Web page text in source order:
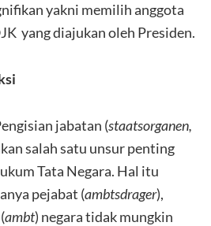
yakni memilih anggota
yang diajukan oleh Presiden.
jabatan (staatsorganen,
salah satu unsur penting
Tata Negara. Hal itu
pejabat (ambtsdrager),
ambt) negara tidak mungkin